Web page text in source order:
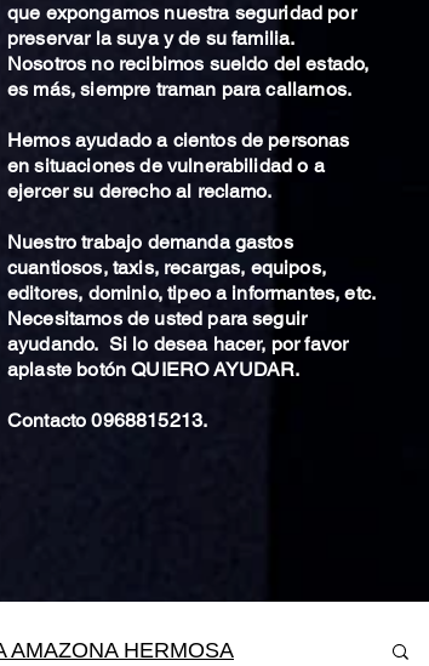
que expongamos nuestra seguridad por
preservar la suya y de su familia.
Nosotros no recibimos sueldo del estado,
es más, siempre traman para callarnos.
Hemos ayudado a cientos de personas
en situaciones de vulnerabilidad o a
ejercer su derecho al reclamo.
Nuestro trabajo demanda gastos
cuantiosos, taxis, recargas, equipos,
editores, dominio, tipeo a informantes, etc.
Necesitamos de usted para seguir
ayudando. Si lo desea hacer, por favor
aplaste botón QUIERO AYUDAR.
Contacto 0968815213.
AMAZONA HERMOSA